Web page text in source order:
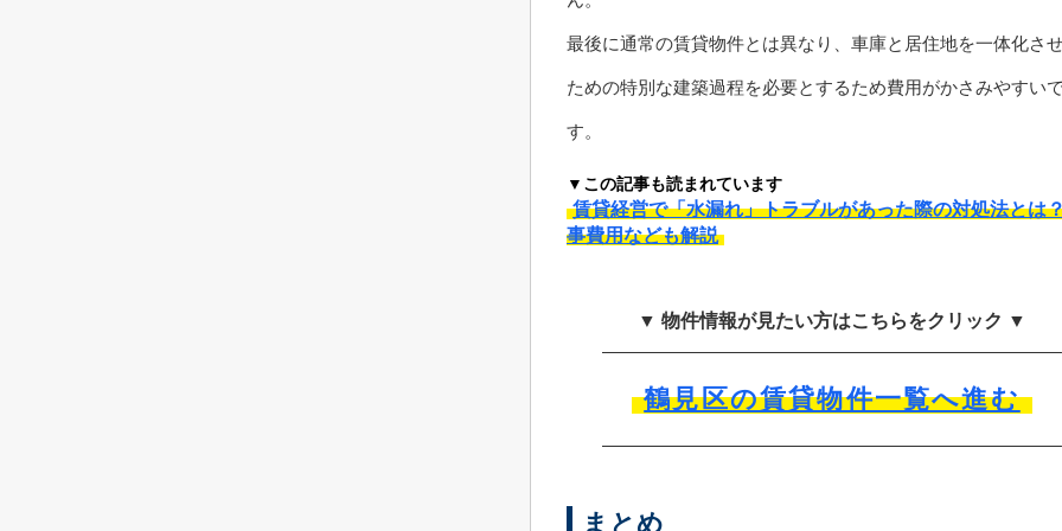
最後に通常の賃貸物件とは異なり、車庫と居住地を一体化さ
ための特別な建築過程を必要とするため費用がかさみやすい
す。
▼この記事も読まれています
賃貸経営で「水漏れ」トラブルがあった際の対処法とは
事費用なども解説
▼ 物件情報が見たい方はこちらをクリック ▼
鶴見区の賃貸物件一覧へ進む
まとめ